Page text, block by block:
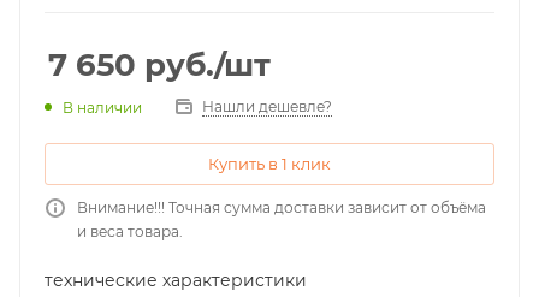
7 650 руб./шт
В наличии Нашли дешевле?
Купить в 1 клик
Внимание!!! Точная сумма доставки зависит от объёма
и веса товара.
технические характеристики